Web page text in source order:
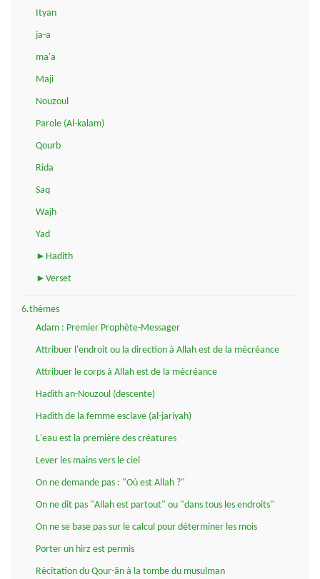
Ityan
ja-a
ma'a
Maji
Nouzoul
Parole (Al-kalam)
Qourb
Rida
Saq
Wajh
Yad
►Hadith
►Verset
6.thèmes
Adam : Premier Prophète-Messager
Attribuer l'endroit ou la direction à Allah est de la mécréance
Attribuer le corps à Allah est de la mécréance
Hadith an-Nouzoul (descente)
Hadith de la femme esclave (al-jariyah)
L'eau est la première des créatures
Lever les mains vers le ciel
On ne demande pas : "Où est Allah ?"
On ne dit pas "Allah est partout" ou "dans tous les endroits"
On ne se base pas sur le calcul pour déterminer les mois
Porter un hirz est permis
Récitation du Qour-ân à la tombe du musulman